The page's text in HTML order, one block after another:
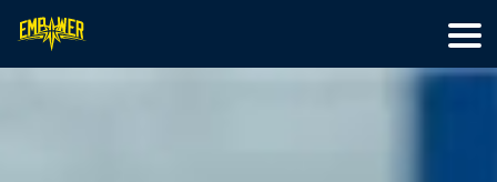
首頁
籃球訓練
特色營隊
最新文章
線上教學
關於我們
會員專區